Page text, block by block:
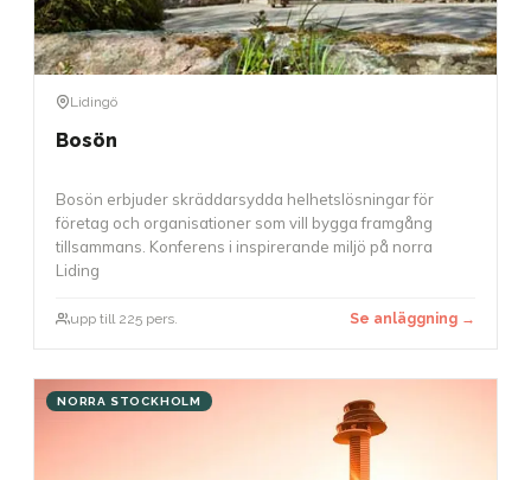
Lidingö
Bosön
Bosön erbjuder skräddarsydda helhetslösningar för
företag och organisationer som vill bygga framgång
tillsammans. Konferens i inspirerande miljö på norra
Liding
upp till 225 pers. Se anläggning →
NORRA STOCKHOLM